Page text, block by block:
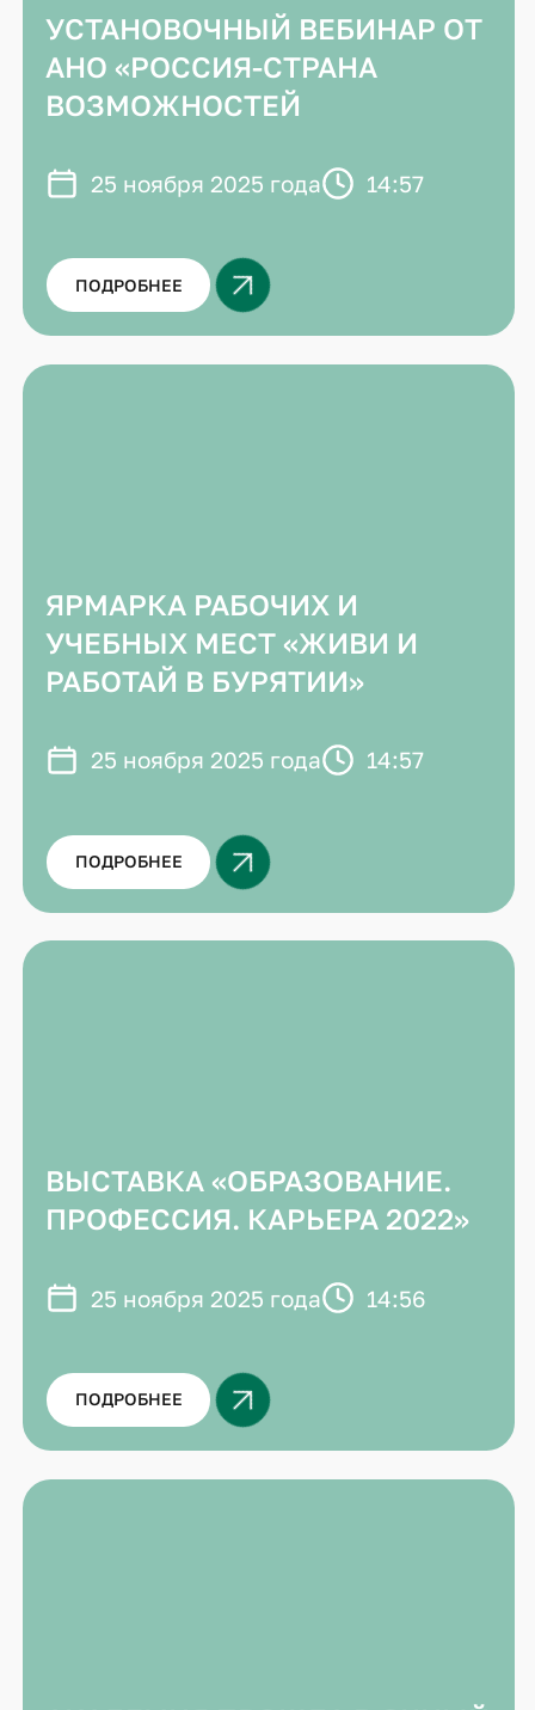
УСТАНОВОЧНЫЙ ВЕБИНАР ОТ
АНО «РОССИЯ-СТРАНА
ВОЗМОЖНОСТЕЙ
25 ноября 2025 года 14:57
ПОДРОБНЕЕ
ЯРМАРКА РАБОЧИХ И
УЧЕБНЫХ МЕСТ «ЖИВИ И
РАБОТАЙ В БУРЯТИИ»
25 ноября 2025 года 14:57
ПОДРОБНЕЕ
ВЫСТАВКА «ОБРАЗОВАНИЕ.
ПРОФЕССИЯ. КАРЬЕРА 2022»
25 ноября 2025 года 14:56
ПОДРОБНЕЕ